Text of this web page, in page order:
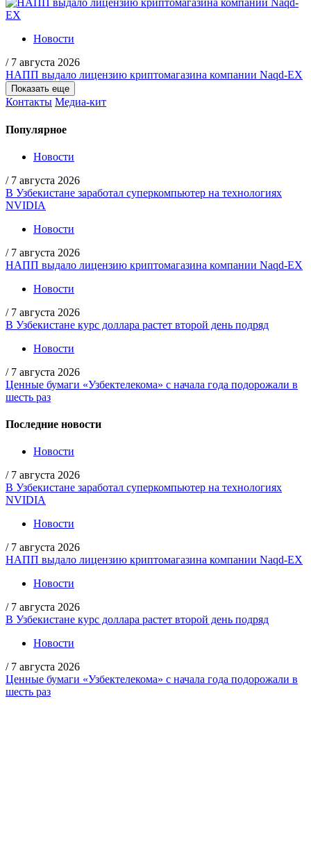
Новости
/ 7 августа 2026
НАПП выдало лицензию криптомагазина компании Naqd-EX
Показать еще
Контакты Медиа-кит
Популярное
Новости
/ 7 августа 2026
В Узбекистане заработал суперкомпьютер на технологиях
NVIDIA
Новости
/ 7 августа 2026
НАПП выдало лицензию криптомагазина компании Naqd-EX
Новости
/ 7 августа 2026
В Узбекистане курс доллара растет второй день подряд
Новости
/ 7 августа 2026
Ценные бумаги «Узбектелекома» с начала года подорожали в
шесть раз
Последние новости
Новости
/ 7 августа 2026
В Узбекистане заработал суперкомпьютер на технологиях
NVIDIA
Новости
/ 7 августа 2026
НАПП выдало лицензию криптомагазина компании Naqd-EX
Новости
/ 7 августа 2026
В Узбекистане курс доллара растет второй день подряд
Новости
/ 7 августа 2026
Ценные бумаги «Узбектелекома» с начала года подорожали в
шесть раз